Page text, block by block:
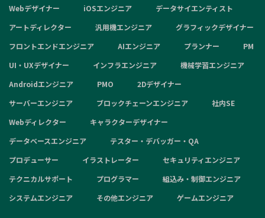
Webデザイナー
iOSエンジニア
データサイエンティスト
アートディレクター
汎用機エンジニア
グラフィックデザイナー
フロントエンドエンジニア
AIエンジニア プランナー
PM
UI・UXデザイナー
インフラエンジニア
機械学習エンジニア
Androidエンジニア
PMO
2Dデザイナー
サーバーエンジニア
ブロックチェーンエンジニア
社内SE
Webディレクター
キャラクターデザイナー
データベースエンジニア
テスター・デバッガー・QA
プロデューサー
イラストレーター
セキュリティエンジニア
テクニカルサポート
プログラマー
組込み・制御エンジニア
システムエンジニア
その他エンジニア ゲームエンジニア